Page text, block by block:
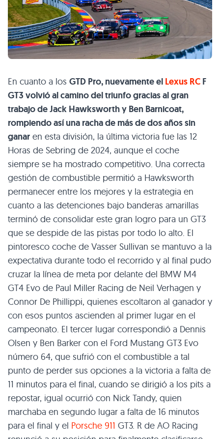
En cuanto a los GTD Pro, nuevamente el Lexus RC F
GT3 volvió al camino del triunfo gracias al gran
trabajo de Jack Hawksworth y Ben Barnicoat,
rompiendo así una racha de más de dos años sin
ganar en esta división, la última victoria fue las 12
Horas de Sebring de 2024, aunque el coche
siempre se ha mostrado competitivo. Una correcta
gestión de combustible permitió a Hawksworth
permanecer entre los mejores y la estrategia en
cuanto a las detenciones bajo banderas amarillas
terminó de consolidar este gran logro para un GT3
que se despide de las pistas por todo lo alto. El
pintoresco coche de Vasser Sullivan se mantuvo a la
expectativa durante todo el recorrido y al final pudo
cruzar la línea de meta por delante del BMW M4
GT4 Evo de Paul Miller Racing de Neil Verhagen y
Connor De Phillippi, quienes escoltaron al ganador y
con esos puntos ascienden al primer lugar en el
campeonato. El tercer lugar correspondió a Dennis
Olsen y Ben Barker con el Ford Mustang GT3 Evo
número 64, que sufrió con el combustible a tal
punto de perder sus opciones a la victoria a falta de
11 minutos para el final, cuando se dirigió a los pits a
repostar, igual ocurrió con Nick Tandy, quien
marchaba en segundo lugar a falta de 16 minutos
para el final y el Porsche 911 GT3. R de AO Racing